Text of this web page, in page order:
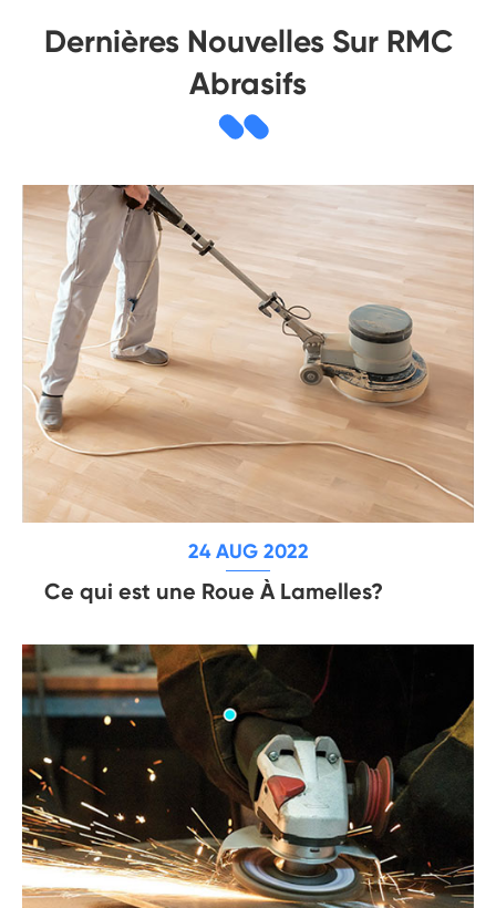
Dernières Nouvelles Sur RMC
Abrasifs
24 AUG 2022
Ce qui est une Roue À Lamelles?